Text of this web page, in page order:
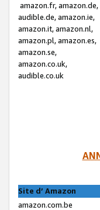
amazon.fr, amazon.de,
audible.de, amazon.ie,
amazon.it, amazon.nl,
amazon.pl, amazon.es,
amazon.se,
amazon.co.uk,
audible.co.uk
Site d’ Amazon
amazon.com.be